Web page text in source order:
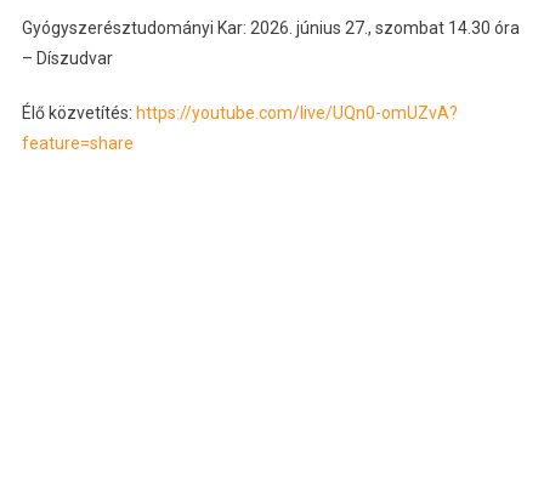
Gyógyszerésztudományi Kar: 2026. június 27., szombat 14.30 óra
– Díszudvar
Élő közvetítés: https://youtube.com/live/UQn0-omUZvA?
feature=share